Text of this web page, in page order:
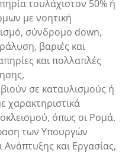
τουλάχιστον 50% ή
με νοητική
σύνδρομο down,
βαριές και
και πολλαπλές
σε καταυλισμούς ή
χαρακτηριστικά
όπως οι Ρομά.
των Υπουργών
Ανάπτυξης και Εργασίας,